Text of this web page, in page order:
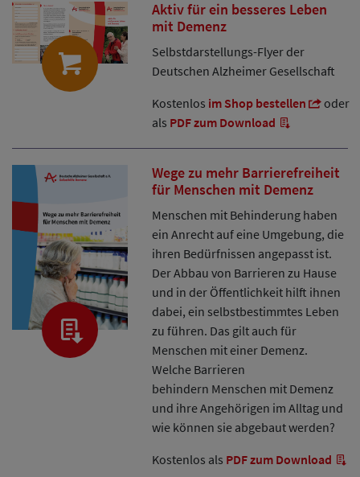
Aktiv für ein besseres Leben
mit Demenz
Selbstdarstellungs-Flyer der
Deutschen Alzheimer Gesellschaft
Kostenlos im Shop bestellen
oder
als PDF zum Download
Wege zu mehr Barrierefreiheit
für Menschen mit Demenz
Menschen mit Behinderung haben
ein Anrecht auf eine Umgebung, die
ihren Bedürfnissen angepasst ist.
Der Abbau von Barrieren zu Hause
und in der Öffentlichkeit hilft ihnen
dabei, ein selbstbestimmtes Leben
zu führen. Das gilt auch für
Menschen mit einer Demenz.
Welche Barrieren
behindern Menschen mit Demenz
und ihre Angehörigen im Alltag und
wie können sie abgebaut werden?
Kostenlos als PDF zum Download